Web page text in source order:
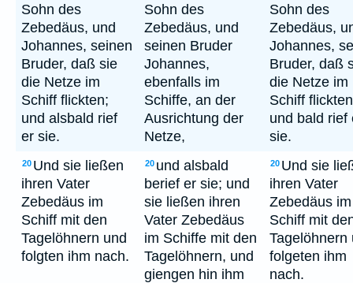
Sohn des
Zebedäus, und
Johannes, seinen
Bruder, daß sie
die Netze im
Schiff flickten;
und alsbald rief
er sie.
Sohn des
Zebedäus, und
seinen Bruder
Johannes,
ebenfalls im
Schiffe, an der
Ausrichtung der
Netze,
Sohn des
Zebedäus,
Johannes,
Bruder, daß
die Netze im
Schiff
und bald rief
sie.
20 Und sie ließen
ihren Vater
Zebedäus im
Schiff mit den
Tagelöhnern und
folgten ihm nach.
20 und alsbald
berief er sie; und
sie ließen ihren
Vater Zebedäus
im Schiffe mit den
Tagelöhnern, und
giengen hin ihm
20 Und sie
ihren Vater
Zebedäus im
Schiff mit
Tagelöhnern
folgeten ihm
nach.